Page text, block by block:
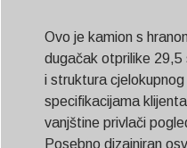
Ovo je kamion s
dugačak otprilike
i struktura
specifikacijama
vanjštine privlači
Posebno dizajniran